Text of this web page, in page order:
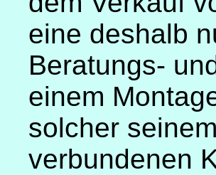
eine deshalb
Beratungs-
einem
solcher
verbundenen